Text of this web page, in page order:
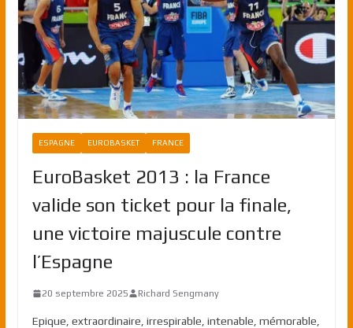
ESPAGNE EUROBASKET FRANCE
EuroBasket 2013 : la France
valide son ticket pour la finale,
une victoire majuscule contre
l’Espagne
20 septembre 2025 Richard Sengmany
Epique, extraordinaire, irrespirable, intenable, mémorable,